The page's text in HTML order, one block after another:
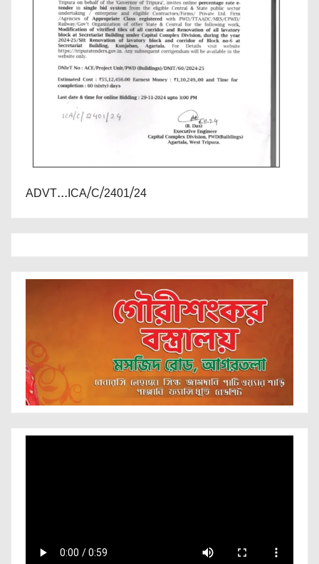
ADVT...ICA/C/2401/24